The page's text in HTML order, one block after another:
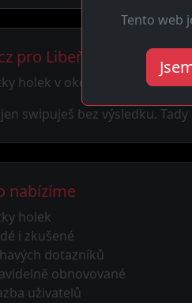
pro Libeň?
holek v okolí hledají muže
swipuješ bez výsledku.
nabízíme
holek
i zkušené
dotazníků
obnovované
uživatelů
Tento web